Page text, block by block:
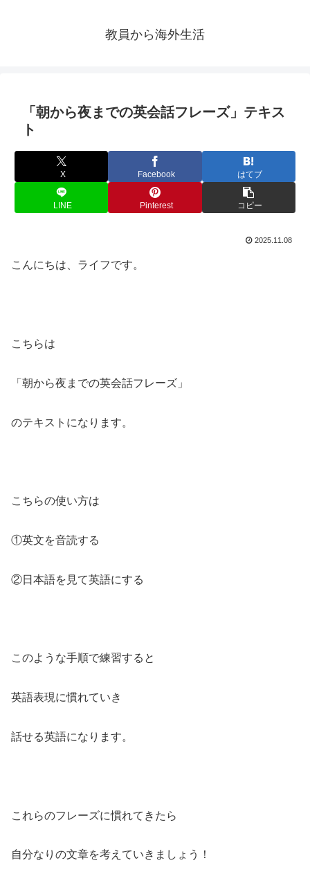
教員から海外生活
「朝から夜までの英会話フレーズ」テキス
ト
X Facebook はてブ
LINE Pinterest コピー
2025.11.08
こんにちは、ライフです。
こちらは
「朝から夜までの英会話フレーズ」
のテキストになります。
こちらの使い方は
①英文を音読する
②日本語を見て英語にする
このような手順で練習すると
英語表現に慣れていき
話せる英語になります。
これらのフレーズに慣れてきたら
自分なりの文章を考えていきましょう！